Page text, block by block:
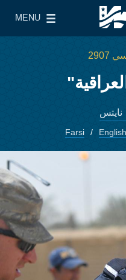
MENU
Main Menu
English
Farsi